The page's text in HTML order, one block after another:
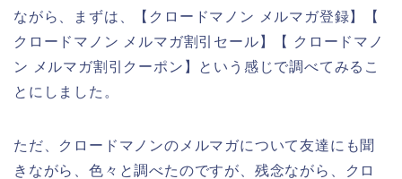
ながら、まずは、【クロードマノン メルマガ登録】【
クロードマノン メルマガ割引セール】【 クロードマノ
ン メルマガ割引クーポン】という感じで調べてみるこ
とにしました。
ただ、クロードマノンのメルマガについて友達にも聞
きながら、色々と調べたのですが、残念ながら、クロ